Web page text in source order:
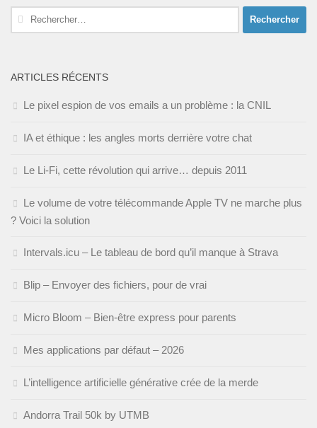
Rechercher :
ARTICLES RÉCENTS
Le pixel espion de vos emails a un problème : la CNIL
IA et éthique : les angles morts derrière votre chat
Le Li-Fi, cette révolution qui arrive… depuis 2011
Le volume de votre télécommande Apple TV ne marche plus
? Voici la solution
Intervals.icu – Le tableau de bord qu’il manque à Strava
Blip – Envoyer des fichiers, pour de vrai
Micro Bloom – Bien-être express pour parents
Mes applications par défaut – 2026
L’intelligence artificielle générative crée de la merde
Andorra Trail 50k by UTMB